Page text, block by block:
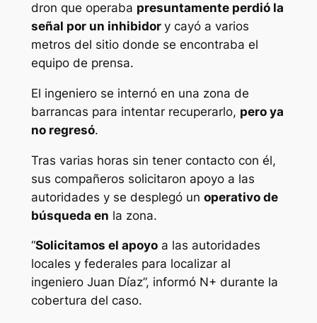
dron que operaba presuntamente perdió la
señal por un inhibidor y cayó a varios
metros del sitio donde se encontraba el
equipo de prensa.
El ingeniero se internó en una zona de
barrancas para intentar recuperarlo, pero ya
no regresó.
Tras varias horas sin tener contacto con él,
sus compañeros solicitaron apoyo a las
autoridades y se desplegó un operativo de
búsqueda en la zona.
“Solicitamos el apoyoa las autoridades
locales y federales para localizar al
ingeniero Juan Díaz”, informó N+ durante la
cobertura del caso.